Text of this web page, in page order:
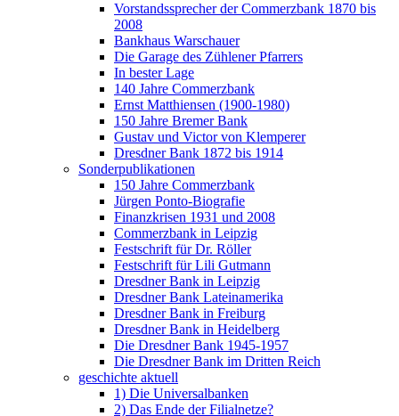
Vorstandssprecher der Commerzbank 1870 bis
2008
Bankhaus Warschauer
Die Garage des Zühlener Pfarrers
In bester Lage
140 Jahre Commerzbank
Ernst Matthiensen (1900-1980)
150 Jahre Bremer Bank
Gustav und Victor von Klemperer
Dresdner Bank 1872 bis 1914
Sonderpublikationen
150 Jahre Commerzbank
Jürgen Ponto-Biografie
Finanzkrisen 1931 und 2008
Commerzbank in Leipzig
Festschrift für Dr. Röller
Festschrift für Lili Gutmann
Dresdner Bank in Leipzig
Dresdner Bank Lateinamerika
Dresdner Bank in Freiburg
Dresdner Bank in Heidelberg
Die Dresdner Bank 1945-1957
Die Dresdner Bank im Dritten Reich
geschichte aktuell
1) Die Universalbanken
2) Das Ende der Filialnetze?